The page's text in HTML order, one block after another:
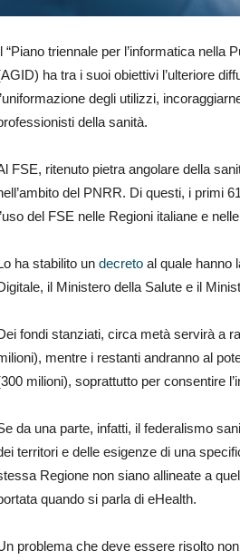
“Piano triennale per l’informatica nella
ha tra i suoi obiettivi l’ulteriore
degli utilizzi,
della sanità.
FSE, ritenuto pietra angolare della
del PNRR. Di questi, i primi
del FSE nelle Regioni italiane e
ha stabilito un decreto al quale hanno
il Ministero della Salute e il
fondi stanziati, circa metà servirà a
mentre i restanti andranno al
milioni), soprattutto per consentire
da una parte, infatti, il federalismo
territori e delle esigenze di una
Regione non siano allineate a
quando si parla di eHealth.
problema che deve essere risolto